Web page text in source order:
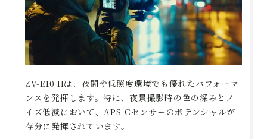
ZV-E10 IIは、夜間や低照度環境でも優れたパフォーマ
ンスを発揮します。特に、夜景撮影時の色の深みとノ
イズ低減において、APS-Cセンサーのポテンシャルが
存分に発揮されています。